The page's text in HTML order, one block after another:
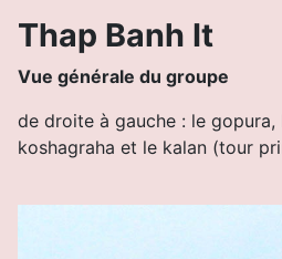
Thap Banh It
Vue générale du groupe
de droite à gauche : le
koshagraha et le kalan (tour